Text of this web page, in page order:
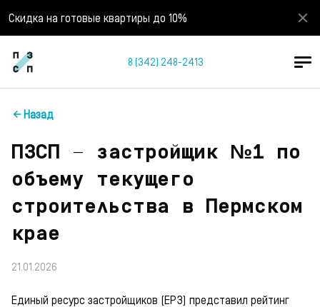
Скидка на готовые квартиры до 10%
8 (342) 248-2413
Назад
ПЗСП — застройщик №1 по
объему текущего
строительства в Пермском
крае
21.01.2026
Единый ресурс застройщиков (ЕРЗ) представил рейтинг